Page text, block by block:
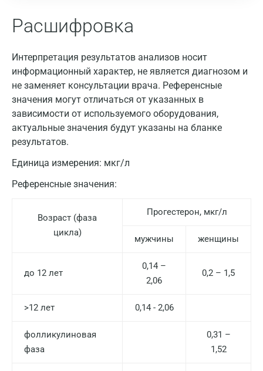
Расшифровка
Интерпретация результатов анализов носит
информационный характер, не является диагнозом и
не заменяет консультации врача. Референсные
значения могут отличаться от указанных в
зависимости от используемого оборудования,
актуальные значения будут указаны на бланке
результатов.
Единица измерения: мкг/л
Референсные значения:
Возраст (фаза
цикла)
Прогестерон, мкг/л
мужчины женщины
до 12 лет
0,14 –
2,06
0,2 – 1,5
>12 лет 0,14 - 2,06
фолликулиновая
фаза
0,31 –
1,52